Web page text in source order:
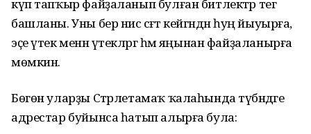
күп тапҡыр файҙаланып булған битлектәр тегә
башланы. Уны бер нисә сәғәт кейгәндән һуң йыуырға,
эҫе үтек менән үтекләргә һәм яңынан файҙаланырға
мөмкин.
Бөгөн уларҙы Стәрлетамаҡ ҡалаһында түбәндәге
адрестар буйынса һатып алырға була: